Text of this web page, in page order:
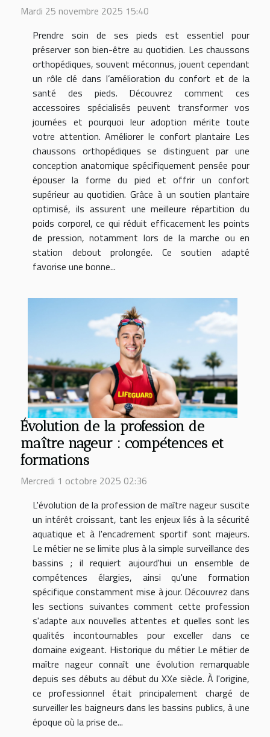
Mardi 25 novembre 2025 15:40
Prendre soin de ses pieds est essentiel pour
préserver son bien-être au quotidien. Les chaussons
orthopédiques, souvent méconnus, jouent cependant
un rôle clé dans l’amélioration du confort et de la
santé des pieds. Découvrez comment ces
accessoires spécialisés peuvent transformer vos
journées et pourquoi leur adoption mérite toute
votre attention. Améliorer le confort plantaire Les
chaussons orthopédiques se distinguent par une
conception anatomique spécifiquement pensée pour
épouser la forme du pied et offrir un confort
supérieur au quotidien. Grâce à un soutien plantaire
optimisé, ils assurent une meilleure répartition du
poids corporel, ce qui réduit efficacement les points
de pression, notamment lors de la marche ou en
station debout prolongée. Ce soutien adapté
favorise une bonne...
Évolution de la profession de
maître nageur : compétences et
formations
Mercredi 1 octobre 2025 02:36
L'évolution de la profession de maître nageur suscite
un intérêt croissant, tant les enjeux liés à la sécurité
aquatique et à l'encadrement sportif sont majeurs.
Le métier ne se limite plus à la simple surveillance des
bassins ; il requiert aujourd'hui un ensemble de
compétences élargies, ainsi qu'une formation
spécifique constamment mise à jour. Découvrez dans
les sections suivantes comment cette profession
s'adapte aux nouvelles attentes et quelles sont les
qualités incontournables pour exceller dans ce
domaine exigeant. Historique du métier Le métier de
maître nageur connaît une évolution remarquable
depuis ses débuts au début du XXe siècle. À l'origine,
ce professionnel était principalement chargé de
surveiller les baigneurs dans les bassins publics, à une
époque où la prise de...